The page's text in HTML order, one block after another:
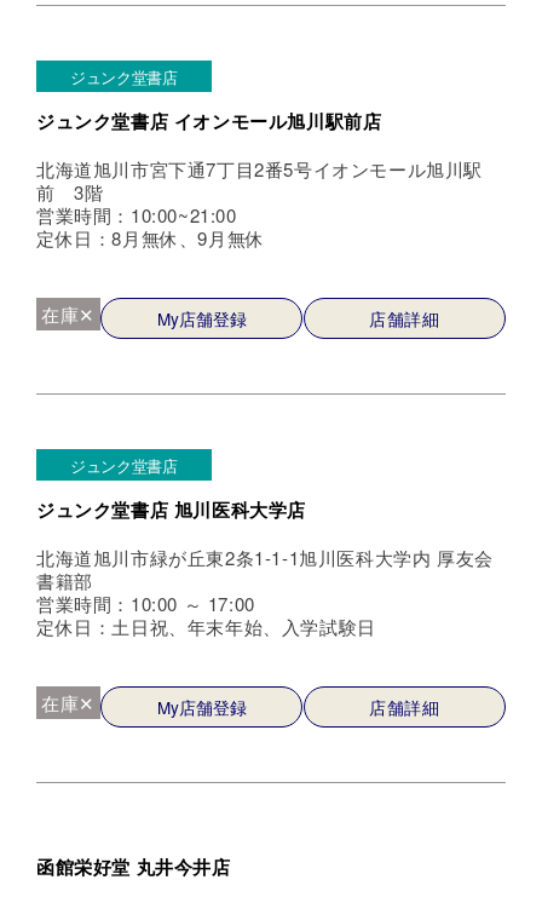
ジュンク堂書店
ジュンク堂書店 イオンモール旭川駅前店
北海道旭川市宮下通7丁目2番5号イオンモール旭川駅
前 3階
営業時間：10:00~21:00
定休日：8月無休、9月無休
在庫✕ My店舗登録 店舗詳細
ジュンク堂書店
ジュンク堂書店 旭川医科大学店
北海道旭川市緑が丘東2条1-1-1旭川医科大学内 厚友会
書籍部
営業時間：10:00 ～ 17:00
定休日：土日祝、年末年始、入学試験日
在庫✕ My店舗登録 店舗詳細
函館栄好堂 丸井今井店